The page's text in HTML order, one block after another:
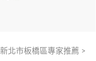
新北市板橋區專家推薦 >